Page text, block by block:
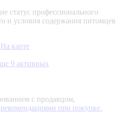
статус профессионального
и условия содержания питомцев
На карте
9 активных
с продавцом,
рекомендациями при покупке.